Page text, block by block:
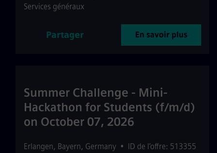
Services généraux
Partager En savoir plus
Summer Challenge - Mini-
Hackathon for Students (f/m/d)
on October 07, 2026
Erlangen, Bayern, Germany • ID de l’offre: 513355